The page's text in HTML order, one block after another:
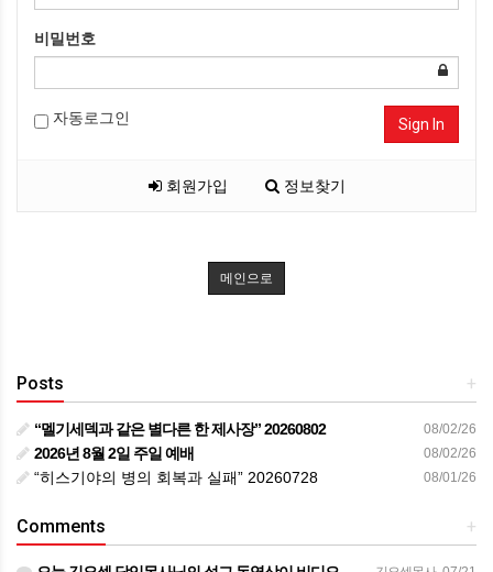
비밀번호
자동로그인 Sign In
회원가입 정보찾기
메인으로
+
Posts
08/02/26
“멜기세덱과 같은 별다른 한 제사장” 20260802
08/02/26
2026년 8월 2일 주일 예배
08/01/26
“히스기야의 병의 회복과 실패” 20260728
+
Comments